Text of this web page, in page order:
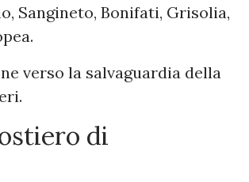
Sangineto, Bonifati, Grisolia,
verso la salvaguardia della
di